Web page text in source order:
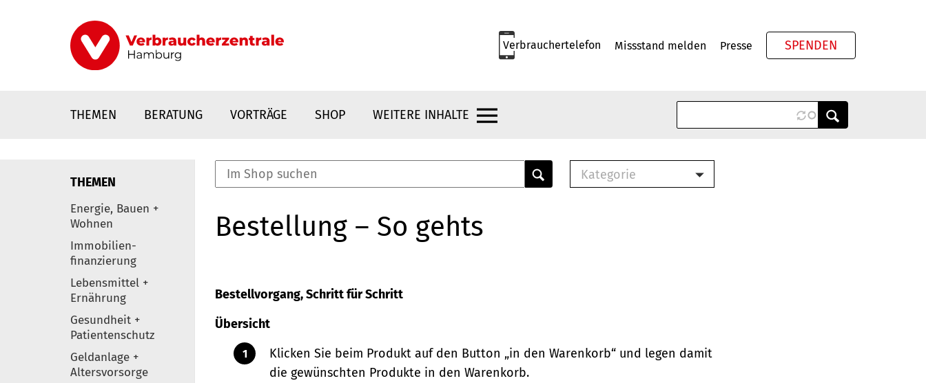
Verbrauchertelefon Missstand melden Presse SPENDEN
THEMEN BERATUNG VORTRÄGE SHOP WEITERE INHALTE
Elemente
THEMEN
Energie, Bauen +
Wohnen
Immobilien-
finanzierung
Lebensmittel +
Ernährung
Gesundheit +
Patientenschutz
Geldanlage +
Altersvorsorge
Kategorie
Bestellung – So gehts
Bestellvorgang, Schritt für Schritt
Übersicht
Klicken Sie beim Produkt auf den Button „in den Warenkorb“ und legen damit
die gewünschten Produkte in den Warenkorb.